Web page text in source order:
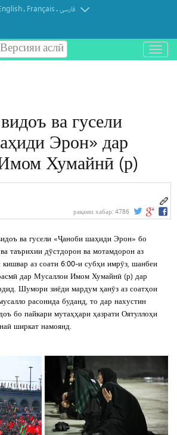
. Français.فارسی
Версияи аслӣ
باز
و
ва гусели
Эрон» дар
Хумайнӣ (р)
рақами хабар: 4786
ва гусели «Ҷаноби шаҳиди Эрон» бо
таърихии дӯстдорон ва мотамдорон аз
аз соати 6:00-и субҳи имрӯз, шанбеи
дар Мусаллои Имом Хумайнӣ (р) дар
Шумори зиёди мардум ҳанӯз аз соатҳои
расонида буданд, то дар нахустин
бо пайкари мутаҳҳари ҳазрати Оятуллоҳи
ширкат намоянд.